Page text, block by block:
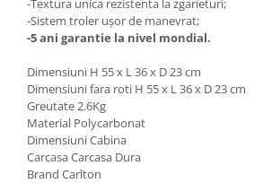
-Textura unica rezistenta la zgarieturi;
-Sistem troler ușor de manevrat;
-5 ani garantie la nivel mondial.
Dimensiuni H 55 x L 36 x D 23 cm
Dimensiuni fara roti H 55 x L 36 x D 23 cm
Greutate 2.6Kg
Material Polycarbonat
Dimensiuni Cabina
Carcasa Carcasa Dura
Brand Carlton